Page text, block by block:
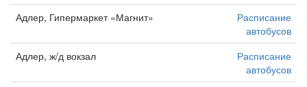
Адлер, Гипермаркет «Магнит»
Расписание
автобусов
Адлер, ж/д вокзал
Расписание
автобусов